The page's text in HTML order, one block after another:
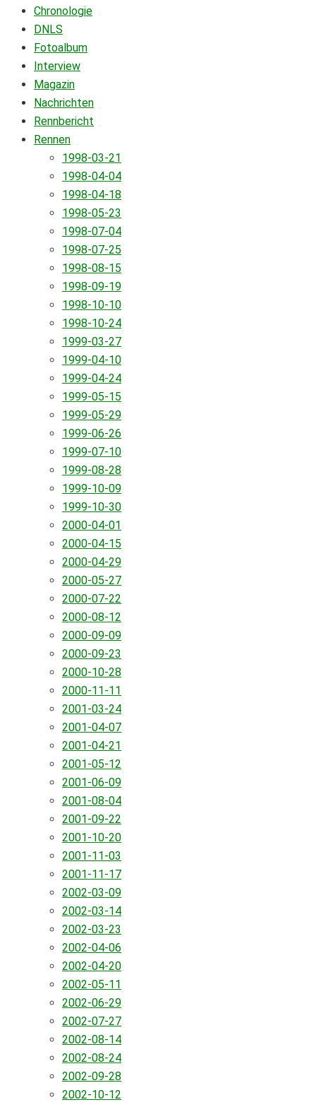
Chronologie
DNLS
Fotoalbum
Interview
Magazin
Nachrichten
Rennbericht
Rennen
1998-03-21
1998-04-04
1998-04-18
1998-05-23
1998-07-04
1998-07-25
1998-08-15
1998-09-19
1998-10-10
1998-10-24
1999-03-27
1999-04-10
1999-04-24
1999-05-15
1999-05-29
1999-06-26
1999-07-10
1999-08-28
1999-10-09
1999-10-30
2000-04-01
2000-04-15
2000-04-29
2000-05-27
2000-07-22
2000-08-12
2000-09-09
2000-09-23
2000-10-28
2000-11-11
2001-03-24
2001-04-07
2001-04-21
2001-05-12
2001-06-09
2001-08-04
2001-09-22
2001-10-20
2001-11-03
2001-11-17
2002-03-09
2002-03-14
2002-03-23
2002-04-06
2002-04-20
2002-05-11
2002-06-29
2002-07-27
2002-08-14
2002-08-24
2002-09-28
2002-10-12